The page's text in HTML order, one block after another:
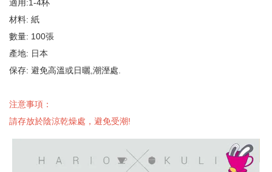
適用:1-4杯
材料: 紙
數量: 100張
產地: 日本
保存: 避免高溫或日曬,潮溼處.
注意事項：
請存放於陰涼乾燥處，避免受潮!